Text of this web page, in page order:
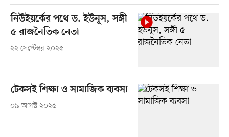
নিউইয়র্কের পথে ড. ইউনূস, সঙ্গী
৫ রাজনৈতিক নেতা
২২ সেপ্টেম্বর ২০২৫
টেকসই শিক্ষা ও সামাজিক ব্যবসা
০৯ আগস্ট ২০২৫